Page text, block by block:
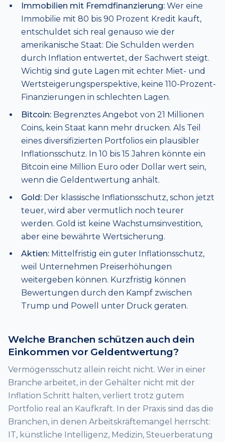
Immobilien mit Fremdfinanzierung:Wer eine
Immobilie mit 80 bis 90 Prozent Kredit kauft,
entschuldet sich real genauso wie der
amerikanische Staat: Die Schulden werden
durch Inflation entwertet, der Sachwert steigt.
Wichtig sind gute Lagen mit echter Miet- und
Wertsteigerungsperspektive, keine 110-Prozent-
Finanzierungen in schlechten Lagen.
Bitcoin:Begrenztes Angebot von 21 Millionen
Coins, kein Staat kann mehr drucken. Als Teil
eines diversifizierten Portfolios ein plausibler
Inflationsschutz. In 10 bis 15 Jahren könnte ein
Bitcoin eine Million Euro oder Dollar wert sein,
wenn die Geldentwertung anhält.
Gold:Der klassische Inflationsschutz, schon jetzt
teuer, wird aber vermutlich noch teurer
werden. Gold ist keine Wachstumsinvestition,
aber eine bewährte Wertsicherung.
Aktien:Mittelfristig ein guter Inflationsschutz,
weil Unternehmen Preiserhöhungen
weitergeben können. Kurzfristig können
Bewertungen durch den Kampf zwischen
Trump und Powell unter Druck geraten.
Welche Branchen schützen auch dein
Einkommen vor Geldentwertung?
Vermögensschutz allein reicht nicht. Wer in einer
Branche arbeitet, in der Gehälter nicht mit der
Inflation Schritt halten, verliert trotz gutem
Portfolio real an Kaufkraft. In der Praxis sind das die
Branchen, in denen Arbeitskräftemangel herrscht:
IT, künstliche Intelligenz, Medizin, Steuerberatung